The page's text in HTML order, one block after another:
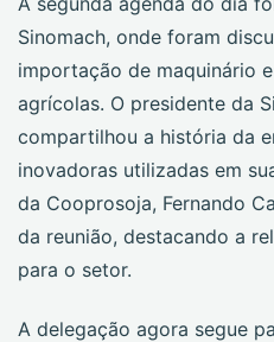
Sinomach, onde foram
importação de maquinário
agrícolas. O presidente da
compartilhou a história da
inovadoras utilizadas em
da Cooprosoja, Fernando
da reunião, destacando a
para o setor.
A delegação agora segue